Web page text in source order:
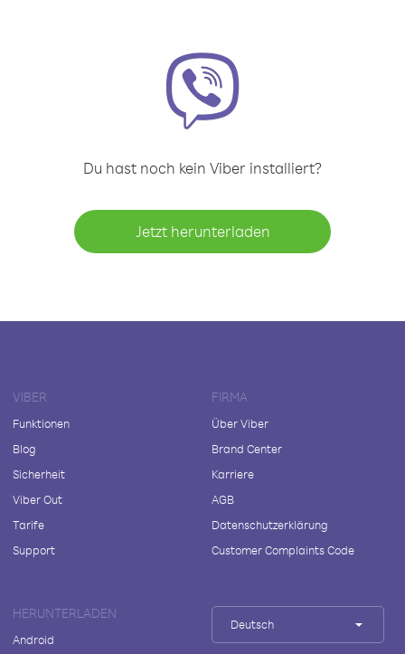
Du hast noch kein Viber installiert?
Jetzt herunterladen
VIBER
Funktionen
Blog
Sicherheit
Viber Out
Tarife
Support
FIRMA
Über Viber
Brand Center
Karriere
AGB
Datenschutzerklärung
Customer Complaints Code
HERUNTERLADEN
Android
Deutsch